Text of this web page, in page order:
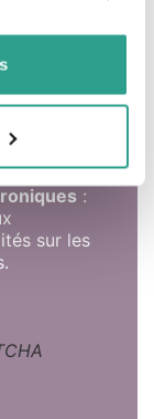
sur le
des
:
sur les